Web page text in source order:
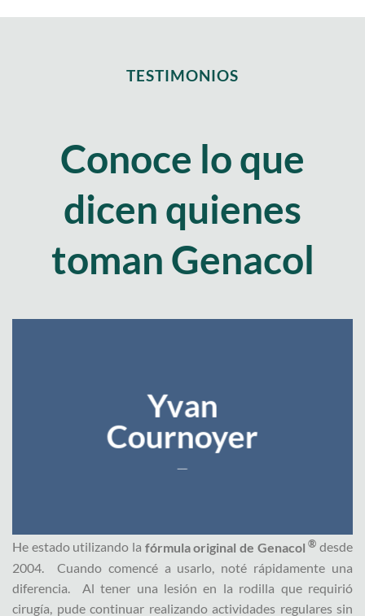
TESTIMONIOS
Conoce lo que
dicen quienes
toman Genacol
Yvan
Cournoyer
He estado utilizando la fórmula original de Genacol® desde
2004.
Cuando comencé a usarlo, noté rápidamente una
diferencia.
Al tener una lesión en la rodilla que requirió
cirugía, pude continuar realizando actividades regulares sin